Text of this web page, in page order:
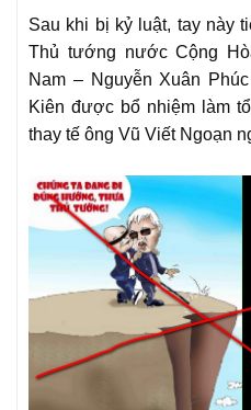
Sau khi bị kỷ luật, tay này
Thủ tướng nước Cộng
Nam – Nguyễn Xuân
Kiên được bổ nhiệm làm
thay tế ông Vũ Viết Ngoạn